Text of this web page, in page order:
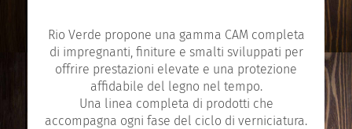
Rio Verde propone una gamma CAM completa
di impregnanti, finiture e smalti sviluppati per
offrire prestazioni elevate e una protezione
affidabile del legno nel tempo.
Una linea completa di prodotti che
accompagna ogni fase del ciclo di verniciatura.